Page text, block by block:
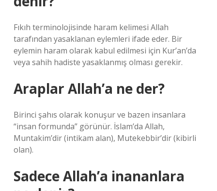
Fıkıh terminolojisinde haram kelimesi Allah
tarafından yasaklanan eylemleri ifade eder. Bir
eylemin haram olarak kabul edilmesi için Kur’an’da
veya sahih hadiste yasaklanmış olması gerekir.
Araplar Allah’a ne der?
Birinci şahıs olarak konuşur ve bazen insanlara
“insan formunda” görünür. İslam’da Allah,
Muntakim’dir (intikam alan), Mutekebbir’dir (kibirli
olan).
Sadece Allah’a inananlara